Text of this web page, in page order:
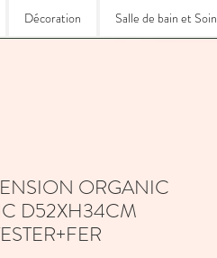
Décoration Salle de bain et Soin
ORGANIC
D52XH34CM